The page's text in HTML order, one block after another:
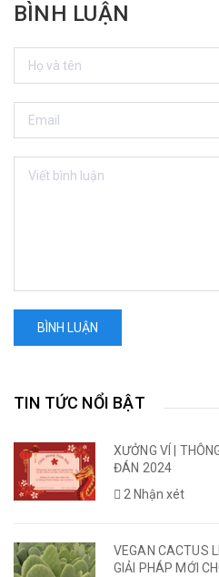
BÌNH LUẬN
BÌNH LUẬN
TIN TỨC NỔI BẬT
XƯỞNG VÍ |
ĐÁN 2024
2 Nhận xét
VEGAN CACTUS
GIẢI PHÁP MỚI